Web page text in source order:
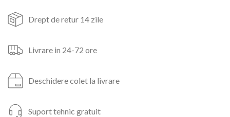
Drept de retur 14 zile
Livrare in 24-72 ore
Deschidere colet la livrare
Suport tehnic gratuit